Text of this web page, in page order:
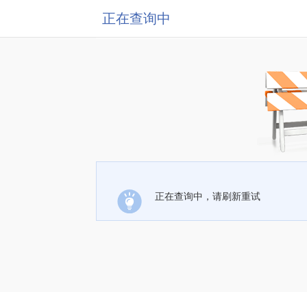
正在查询中
正在查询中，请刷新重试